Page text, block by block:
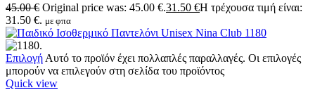
45.00€ Original price was: 45.00 €.31.50 €Η τρέχουσα τιμή είναι:
31.50 €. με φπα
Επιλογή Αυτό το προϊόν έχει πολλαπλές παραλλαγές. Οι επιλογές
μπορούν να επιλεγούν στη σελίδα του προϊόντος
Quick view